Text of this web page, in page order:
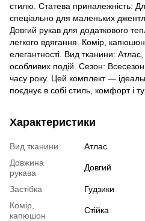
стилю. Статева приналежність:
спеціально для маленьких
Довгий рукав для додаткового
легкого вдягання. Комір,
елегантності. Вид тканини:
особливих подій. Сезон:
часу року. Цей комплект —
поєднує в собі стиль, комфорт і
Характеристики
Вид тканини
Атлас
Довжина
рукава
Довгий
Застібка
Гудзики
Комір,
капюшон
Стійка